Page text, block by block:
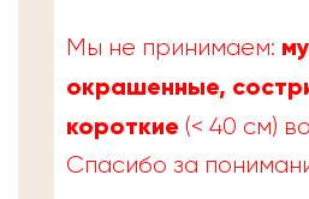
Мы не принимаем:
окрашенные,
короткие (< 40 см)
Спасибо за